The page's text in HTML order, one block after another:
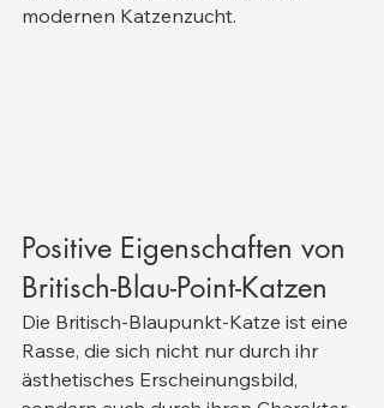
modernen Katzenzucht.
Positive Eigenschaften von
Britisch-Blau-Point-Katzen
Die Britisch-Blaupunkt-Katze ist eine
Rasse, die sich nicht nur durch ihr
ästhetisches Erscheinungsbild,